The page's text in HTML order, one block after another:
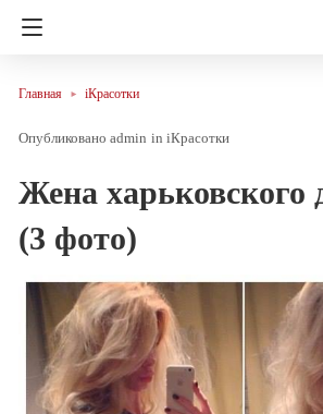
Главная iКрасотки
admin in iКрасотки
Жена харьковского
(3 фото)